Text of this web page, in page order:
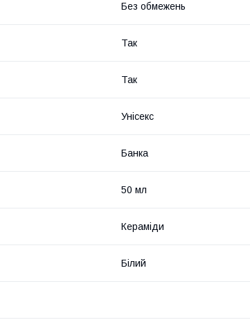
Без обмежень
Так
Так
Унісекс
Банка
50 мл
Кераміди
Білий